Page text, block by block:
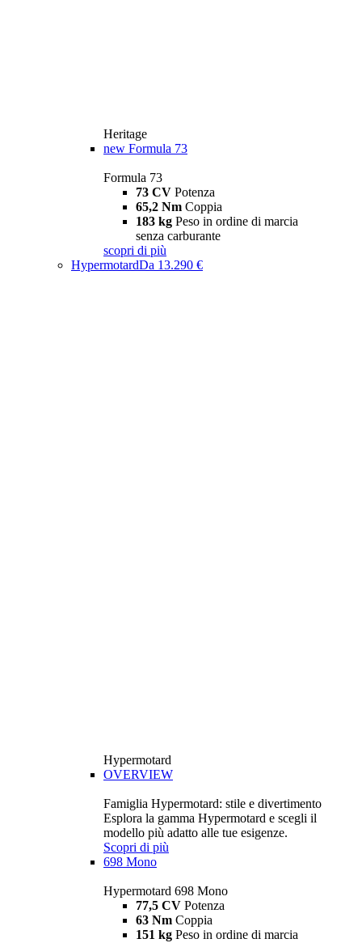
Heritage
new Formula 73
Formula 73
73 CV Potenza
65,2 Nm Coppia
183 kg Peso in ordine di marcia
senza carburante
scopri di più
HypermotardDa 13.290 €
Hypermotard
OVERVIEW
Famiglia Hypermotard: stile e divertimento
Esplora la gamma Hypermotard e scegli il
modello più adatto alle tue esigenze.
Scopri di più
698 Mono
Hypermotard 698 Mono
77,5 CV Potenza
63 Nm Coppia
151 kg Peso in ordine di marcia